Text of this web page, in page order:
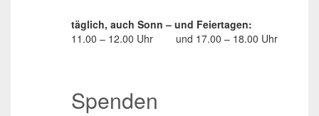
täglich, auch Sonn – und Feiertagen:
11.00 – 12.00 Uhr
und 17.00 – 18.00 Uhr
Spenden